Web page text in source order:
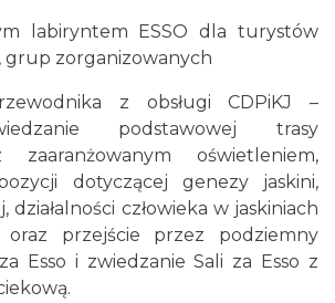
labiryntem ESSO dla turystów
zorganizowanych
z obsługi CDPiKJ –
podstawowej trasy
oświetleniem,
dotyczącej genezy jaskini,
działalności człowieka w jaskiniach
oraz przejście przez podziemny
Esso i zwiedzanie Sali za Esso z